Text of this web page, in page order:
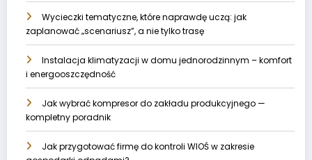
Wycieczki tematyczne, które naprawdę uczą: jak
zaplanować „scenariusz”, a nie tylko trasę
Instalacja klimatyzacji w domu jednorodzinnym – komfort
i energooszczędność
Jak wybrać kompresor do zakładu produkcyjnego —
kompletny poradnik
Jak przygotować firmę do kontroli WIOŚ w zakresie